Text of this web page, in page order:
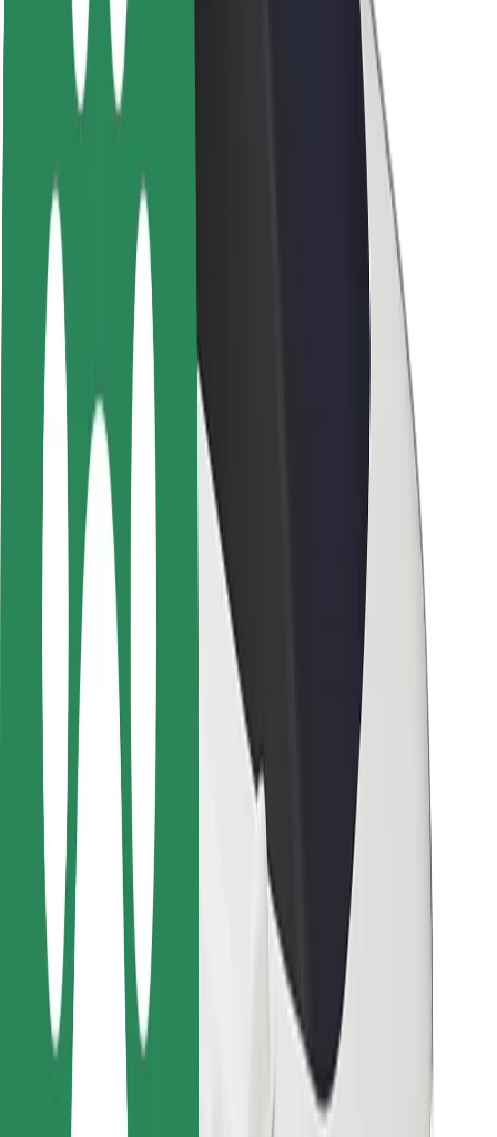
ბრენდი
მედია
ურბანული ფონდი
უსაფრთხოება
მგზავრების უსაფრთხოება
მძღოლების უსაფრთხოება
სკუტერის უსაფრთხოება
უსაფრთხოება
ქალაქები
ლოკაციები
ქალაქი უკეთესობისკენ
აეროპორტები
Bolt-ის დასატენი სადგური
მხარდაჭერა
მგზავრებისთვის
მძღოლებისთვის
კურიერებისთვის
Bolt Food
ავტოპარკის მფლობელებისთვის
რესტორნებისთვის
Bolt for Business
სხვა
მომწოდებლები
წესები და პირობები
Cookies
უსაფრთხოება
მიიღე მომსახურება რამდენიმე წუთში!